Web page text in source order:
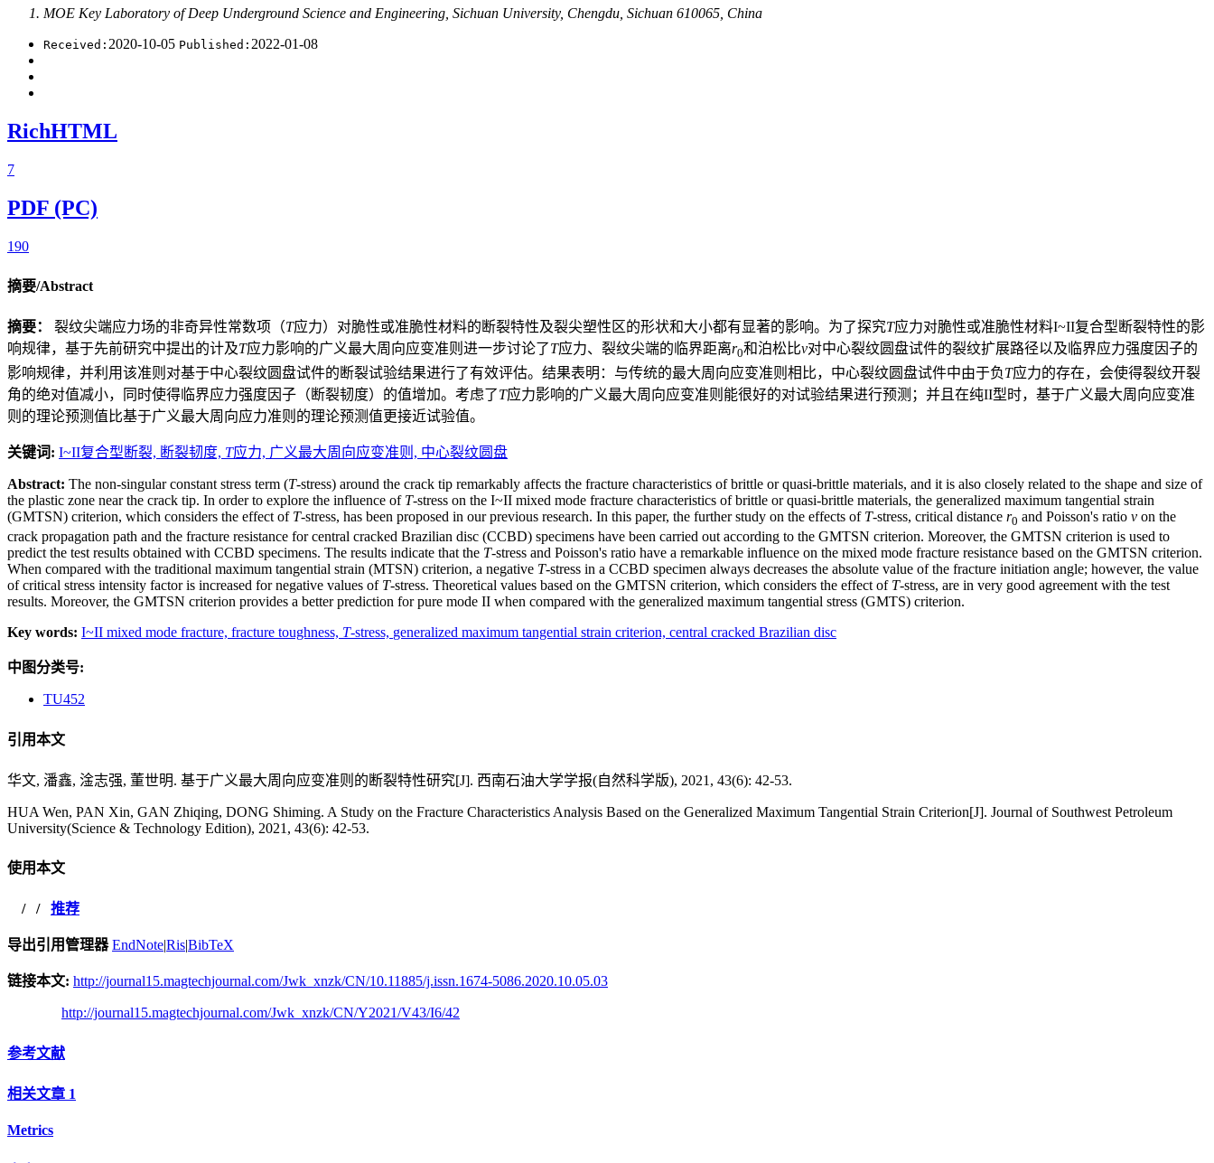
MOE Key Laboratory of Deep Underground Science and Engineering, Sichuan University, Chengdu, Sichuan 610065, China
Received: 2020-10-05 Published: 2022-01-08
RichHTML
7
PDF (PC)
190
摘要/Abstract
摘要： 裂纹尖端应力场的非奇异性常数项（T应力）对脆性或准脆性材料的断裂特性及裂尖塑性区的形状和大小都有显著的影响。为了探究T应力对脆性或准脆性材料I~II复合型断裂特性的影
响规律，基于先前研究中提出的计及T应力影响的广义最大周向应变准则进一步讨论了T应力、裂纹尖端的临界距离r0和泊松比ν对中心裂纹圆盘试件的裂纹扩展路径以及临界应力强度因子的
影响规律，并利用该准则对基于中心裂纹圆盘试件的断裂试验结果进行了有效评估。结果表明：与传统的最大周向应变准则相比，中心裂纹圆盘试件中由于负T应力的存在，会使得裂纹开裂
角的绝对值减小，同时使得临界应力强度因子（断裂韧度）的值增加。考虑了T应力影响的广义最大周向应变准则能很好的对试验结果进行预测；并且在纯II型时，基于广义最大周向应变准
则的理论预测值比基于广义最大周向应力准则的理论预测值更接近试验值。
关键词: I~II复合型断裂, 断裂韧度, T应力, 广义最大周向应变准则, 中心裂纹圆盘
Abstract: The non-singular constant stress term (T-stress) around the crack tip remarkably affects the fracture characteristics of brittle or quasi-brittle materials, and it is also closely related to the shape and size of
the plastic zone near the crack tip. In order to explore the influence of T-stress on the I~II mixed mode fracture characteristics of brittle or quasi-brittle materials, the generalized maximum tangential strain
(GMTSN) criterion, which considers the effect of T-stress, has been proposed in our previous research. In this paper, the further study on the effects of T-stress, critical distance r0 and Poisson's ratio ν on the
crack propagation path and the fracture resistance for central cracked Brazilian disc (CCBD) specimens have been carried out according to the GMTSN criterion. Moreover, the GMTSN criterion is used to
predict the test results obtained with CCBD specimens. The results indicate that the T-stress and Poisson's ratio have a remarkable influence on the mixed mode fracture resistance based on the GMTSN criterion.
When compared with the traditional maximum tangential strain (MTSN) criterion, a negative T-stress in a CCBD specimen always decreases the absolute value of the fracture initiation angle; however, the value
of critical stress intensity factor is increased for negative values of T-stress. Theoretical values based on the GMTSN criterion, which considers the effect of T-stress, are in very good agreement with the test
results. Moreover, the GMTSN criterion provides a better prediction for pure mode II when compared with the generalized maximum tangential stress (GMTS) criterion.
Key words: I~II mixed mode fracture, fracture toughness, T-stress, generalized maximum tangential strain criterion, central cracked Brazilian disc
中图分类号:
TU452
引用本文
华文, 潘鑫, 淦志强, 董世明. 基于广义最大周向应变准则的断裂特性研究[J]. 西南石油大学学报(自然科学版), 2021, 43(6): 42-53.
HUA Wen, PAN Xin, GAN Zhiqing, DONG Shiming. A Study on the Fracture Characteristics Analysis Based on the Generalized Maximum Tangential Strain Criterion[J]. Journal of Southwest Petroleum
University(Science & Technology Edition), 2021, 43(6): 42-53.
使用本文
/ / 推荐
导出引用管理器 EndNoteRisBibTeX
链接本文: http://journal15.magtechjournal.com/Jwk_xnzk/CN/10.11885/j.issn.1674-5086.2020.10.05.03
http://journal15.magtechjournal.com/Jwk_xnzk/CN/Y2021/V43/I6/42
参考文献
相关文章 1
Metrics